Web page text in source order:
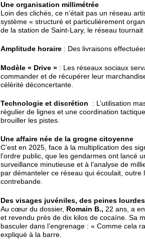
Une organisation millimétrée
Loin des clichés, ce n’était pas un réseau
système « structuré et particulièrement
de la station de Saint-Lary, le réseau
Amplitude horaire : Des livraisons
Modèle « Drive » : Les réseaux sociaux
commander et de récupérer leur
célérité déconcertante.
Technologie et discrétion
: L’utilisation
régulier de lignes et une coordination
brouiller les pistes.
Une affaire née de la grogne citoyenne
C’est en 2025, face à la multiplication des
l’ordre public, que les gendarmes ont lancé
surveillance minutieuse et à l’analyse de
par démanteler ce réseau qui écoulait,
contrebande.
Des visages juvéniles, des peines lourdes
Au cœur du dossier, Romain B., 22 ans, a
et revendu près de dix kilos de cocaïne. Sa
basculer dans l’engrenage : « Comme cela
expliqué à la barre.